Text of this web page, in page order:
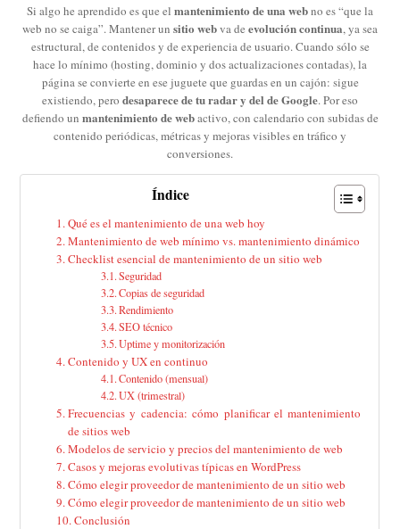
Si algo he aprendido es que el mantenimiento de una webno es “que la
web no se caiga”. Mantener un sitio webva de evolución continua, ya sea
estructural, de contenidos y de experiencia de usuario. Cuando sólo se
hace lo mínimo (hosting, dominio y dos actualizaciones contadas), la
página se convierte en ese juguete que guardas en un cajón: sigue
existiendo, pero desaparece de tu radar y del de Google. Por eso
defiendo un mantenimiento de webactivo, con calendario con subidas de
contenido periódicas, métricas y mejoras visibles en tráfico y
conversiones.
Índice
Qué es el mantenimiento de una web hoy
Mantenimiento de web mínimo vs. mantenimiento dinámico
Checklist esencial de mantenimiento de un sitio web
Seguridad
Copias de seguridad
Rendimiento
SEO técnico
Uptime y monitorización
Contenido y UX en continuo
Contenido (mensual)
UX (trimestral)
Frecuencias y cadencia: cómo planificar el mantenimiento
de sitios web
Modelos de servicio y precios del mantenimiento de web
Casos y mejoras evolutivas típicas en WordPress
Cómo elegir proveedor de mantenimiento de un sitio web
Cómo elegir proveedor de mantenimiento de un sitio web
Conclusión